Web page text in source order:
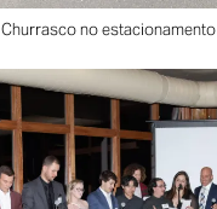
Churrasco no estacionamento